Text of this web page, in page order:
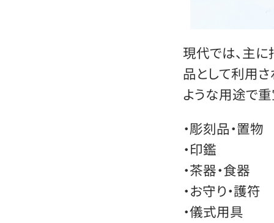
現代では、主
品として利用
ような用途で重
・彫刻品・置物
・印鑑
・茶器・食器
・お守り・護符
・儀式用具